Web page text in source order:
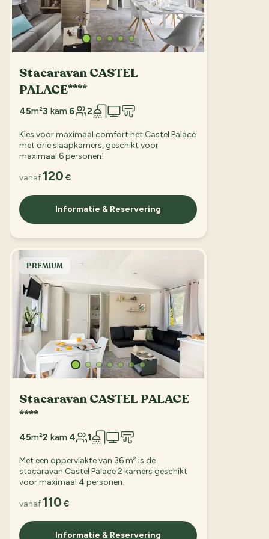
Stacaravan CASTEL
PALACE****
45m²3 kam.6 2
Kies voor maximaal comfort het Castel Palace
met drie slaapkamers, geschikt voor
maximaal 6 personen!
vanaf 120 €
Informatie & Reservering
PREMIUM
Stacaravan CASTEL PALACE
****
45m²2 kam.4 1
Met een oppervlakte van 36 m² is de
stacaravan Castel Palace 2 kamers geschikt
voor maximaal 4 personen.
vanaf 110 €
Informatie & Reservering